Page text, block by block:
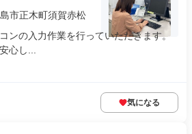
市正木町須賀赤松
ンの入力作業を行っていただきます。
心し...
気になる